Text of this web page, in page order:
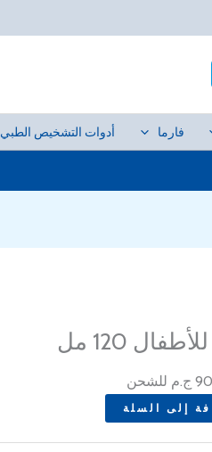
فارما أدوات التشخيص الطبي
120 مل
إلى السلة